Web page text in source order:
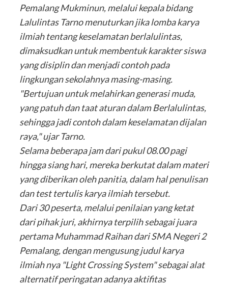
Pemalang Mukminun, melalui kepala bidang
Lalulintas Tarno menuturkan jika lomba karya
ilmiah tentang keselamatan berlalulintas,
dimaksudkan untuk membentuk karakter siswa
yang disiplin dan menjadi contoh pada
lingkungan sekolahnya masing-masing.
"Bertujuan untuk melahirkan generasi muda,
yang patuh dan taat aturan dalam Berlalulintas,
sehingga jadi contoh dalam keselamatan dijalan
raya," ujar Tarno.
Selama beberapa jam dari pukul 08.00 pagi
hingga siang hari, mereka berkutat dalam materi
yang diberikan oleh panitia, dalam hal penulisan
dan test tertulis karya ilmiah tersebut.
Dari 30 peserta, melalui penilaian yang ketat
dari pihak juri, akhirnya terpilih sebagai juara
pertama Muhammad Raihan dari SMA Negeri 2
Pemalang, dengan mengusung judul karya
ilmiah nya "Light Crossing System" sebagai alat
alternatif peringatan adanya aktifitas